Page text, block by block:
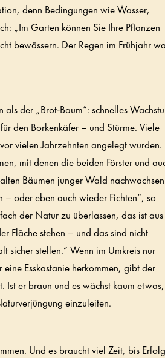
denn Bedingungen wie Wasser,
„Im Garten können Sie Ihre Pflanzen
bewässern. Der Regen im Frühjahr
der „Brot-Baum“: schnelles
den Borkenkäfer – und Stürme. Viele
vielen Jahrzehnten angelegt wurden.
mit denen die beiden Förster und
Bäumen junger Wald
– oder eben auch wieder Fichten“, so
der Natur zu überlassen, das ist aus
Fläche stehen – und das sind nicht
sicher stellen.“ Wenn im Umkreis nur
Esskastanie herkommen, gibt der
er braun und es wächst kaum etwas,
einzuleiten.
Und es braucht viel Zeit, bis